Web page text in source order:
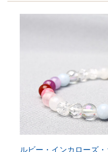
ルビー・インカローズ